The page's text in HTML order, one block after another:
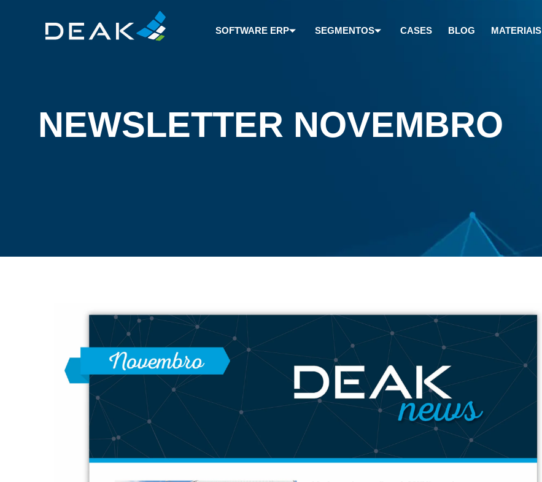
SOFTWARE ERP SEGMENTOS CASES BLOG MATERIAIS
NEWSLETTER NOVEMBRO